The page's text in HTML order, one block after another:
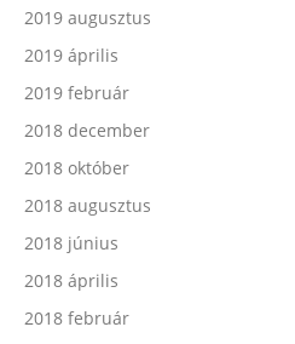
2019 augusztus
2019 április
2019 február
2018 december
2018 október
2018 augusztus
2018 június
2018 április
2018 február